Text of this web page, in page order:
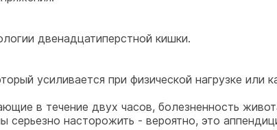
двенадцатиперстной кишки.
усиливается при физической нагрузке или
в течение двух часов, болезненность
насторожить - вероятно, это